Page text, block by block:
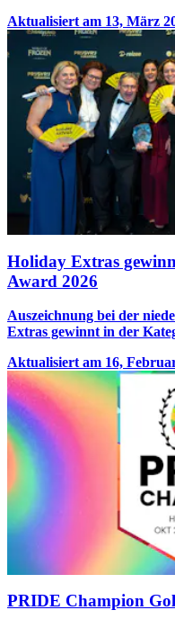
Aktualisiert am 13, März
Holiday Extras
Award 2026
Auszeichnung bei der
Extras gewinnt in der
Aktualisiert am 16,
PRIDE Champion